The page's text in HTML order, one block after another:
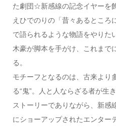
た劇団☆新感線の記念イヤーを
えひでのりの「昔々あるところ
で語られるような物語をやりた
木豪が脚本を手がけ、これまで
る。
モチーフとなるのは、古来より
る“鬼”。人と人ならざる者が生
ストーリーでありながら、新感
にショーアップされたエンター